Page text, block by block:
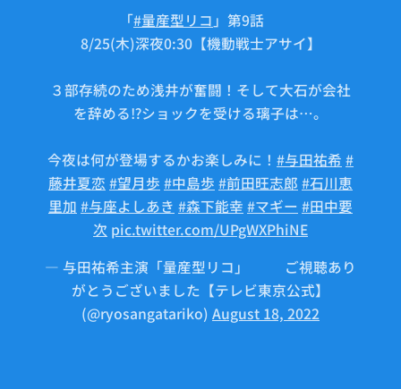
「#量産型リコ 」第9話🤖
8/25(木)深夜0:30【機動戦士アサイ】
３部存続のため浅井が奮闘！そして大石が会社
を辞める⁉︎ショックを受ける璃子は…。
今夜は何が登場するかお楽しみに！ #与田祐希 #
藤井夏恋 #望月歩 #中島歩 #前田旺志郎 #石川恵
里加 #与座よしあき #森下能幸 #マギー #田中要
次 pic.twitter.com/UPgWXPhiNE
— 与田祐希主演「量産型リコ」🤖⚙ご視聴あり
がとうございました【テレビ東京公式】
(@ryosangatariko) August 18, 2022